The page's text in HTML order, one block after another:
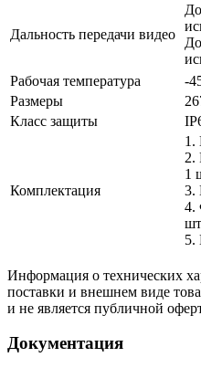
Дальность передачи видео
Рабочая температура
-
Размеры
Класс защиты
Комплектация
1.
2.
1
3.
4.
5.
Информация о технических
поставки и внешнем виде
и не является публичной
Документация